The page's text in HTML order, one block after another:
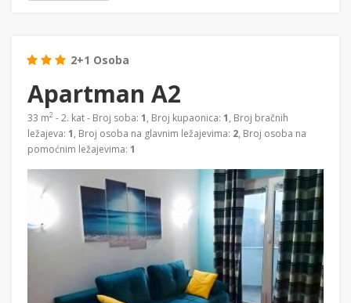
2+1 Osoba
Apartman A2
33 m2 - 2. kat - Broj soba: 1, Broj kupaonica: 1, Broj bračnih
ležajeva: 1, Broj osoba na glavnim ležajevima: 2, Broj osoba na
pomoćnim ležajevima: 1